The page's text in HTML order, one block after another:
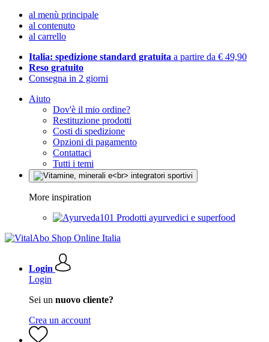
al menù principale
al contenuto
al carrello
Italia: spedizione standard gratuita a partire da € 49,90
Reso gratuito
Consegna in 2 giorni
Aiuto
Dov'è il mio ordine?
Restituzione prodotti
Costi di spedizione
Opzioni di pagamento
Contattaci
Tutti i temi
More inspiration
Prodotti ayurvedici e superfood
Login
Login
Sei un nuovo cliente?
Crea un account